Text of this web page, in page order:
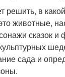
решить, в
животные,
сказок и
сада и